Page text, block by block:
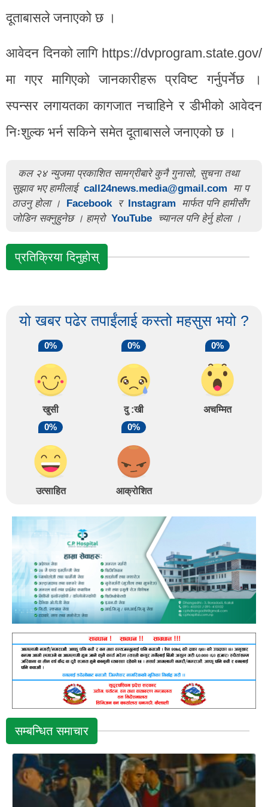
दूताबासले जनाएको छ ।
आवेदन दिनको लागि https://dvprogram.state.gov/
मा गएर मागिएको जानकारीहरू प्रविष्ट गर्नुपर्नेछ ।
स्पन्सर लगायतका कागजात नचाहिने र डीभीको आवेदन
निःशुल्क भर्न सकिने समेत दूताबासले जनाएको छ ।
कल २४ न्युजमा प्रकाशित सामग्रीबारे कुनै गुनासो, सुचना तथा
सुझाव भए हामीलाई call24news.media@gmail.com
मा प
ठाउनु होला ।
Facebook र Instagram
मार्फत पनि हामीसँग
जोडिन सक्नुहुनेछ । हाम्रो YouTube च्यानल पनि हेर्नु होला ।
प्रतिक्रिया दिनुहोस्
यो खबर पढेर तपाईंलाई कस्तो महसुस भयो ?
0%
खुसी
0%
दु :खी
0%
अचम्मित
0%
उत्साहित
0%
आक्रोशित
सम्बन्धित समाचार